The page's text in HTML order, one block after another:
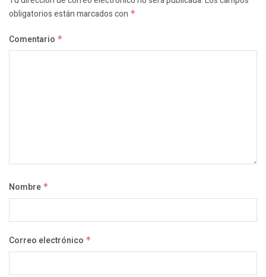
obligatorios están marcados con *
Comentario *
Nombre *
Correo electrónico *